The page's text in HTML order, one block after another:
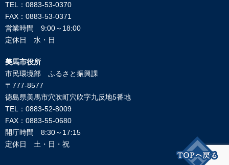
TEL：0883-53-0370
FAX：0883-53-0371
営業時間 9:00～18:00
定休日 水・日
美馬市役所
市民環境部 ふるさと振興課
〒777-8577
徳島県美馬市穴吹町穴吹字九反地5番地
TEL：0883-52-8009
FAX：0883-55-0680
開庁時間 8:30～17:15
定休日 土・日・祝